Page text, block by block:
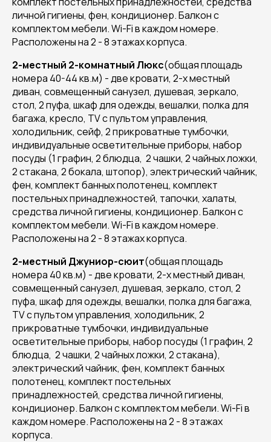
личной гигиены, фен, кондиционер. Балкон с
комплектом мебели. Wi-Fi в каждом номере.
Расположены на 2 - 8 этажах корпуса.
2-местный 2-комнатный Люкс(общая площадь
номера 40-44 кв.м) - две кровати, 2-х местный
диван, совмещенный санузел, душевая, зеркало,
стол, 2 пуфа, шкаф для одежды, вешалки, полка для
багажа, кресло, TV с пультом управления,
холодильник, сейф, 2 прикроватные тумбочки,
индивидуальные осветительные приборы, набор
посуды (1 графин, 2 блюдца, 2 чашки, 2 чайных ложки,
2 стакана, 2 бокала, штопор), электрический чайник,
фен, комплект банных полотенец, комплект
постельных принадлежностей, тапочки, халаты,
средства личной гигиены, кондиционер. Балкон с
комплектом мебели. Wi-Fi в каждом номере.
Расположены на 2 - 8 этажах корпуса.
2-местный Джуниор-сюит(общая площадь
номера 40 кв.м) - две кровати, 2-х местный диван,
совмещенный санузел, душевая, зеркало, стол, 2
пуфа, шкаф для одежды, вешалки, полка для багажа,
TV с пультом управления, холодильник, 2
прикроватные тумбочки, индивидуальные
осветительные приборы, набор посуды (1 графин, 2
блюдца, 2 чашки, 2 чайных ложки, 2 стакана),
электрический чайник, фен, комплект банных
полотенец, комплект постельных
принадлежностей, средства личной гигиены,
кондиционер. Балкон с комплектом мебели. Wi-Fi в
каждом номере. Расположены на 2 - 8 этажах
корпуса.